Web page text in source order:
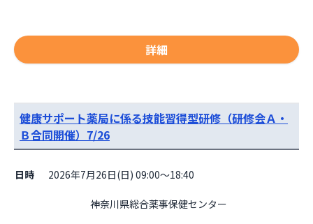
詳細
健康サポート薬局に係る技能習得型研修（研修会Ａ・
Ｂ合同開催）7/26
日時 2026年7月26日(日) 09:00～18:40